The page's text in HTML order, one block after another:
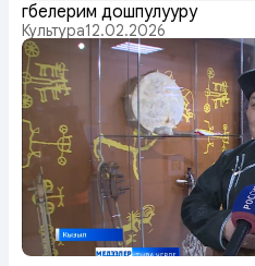
Өгбелерим дошпулууру
Культура12.02.2026